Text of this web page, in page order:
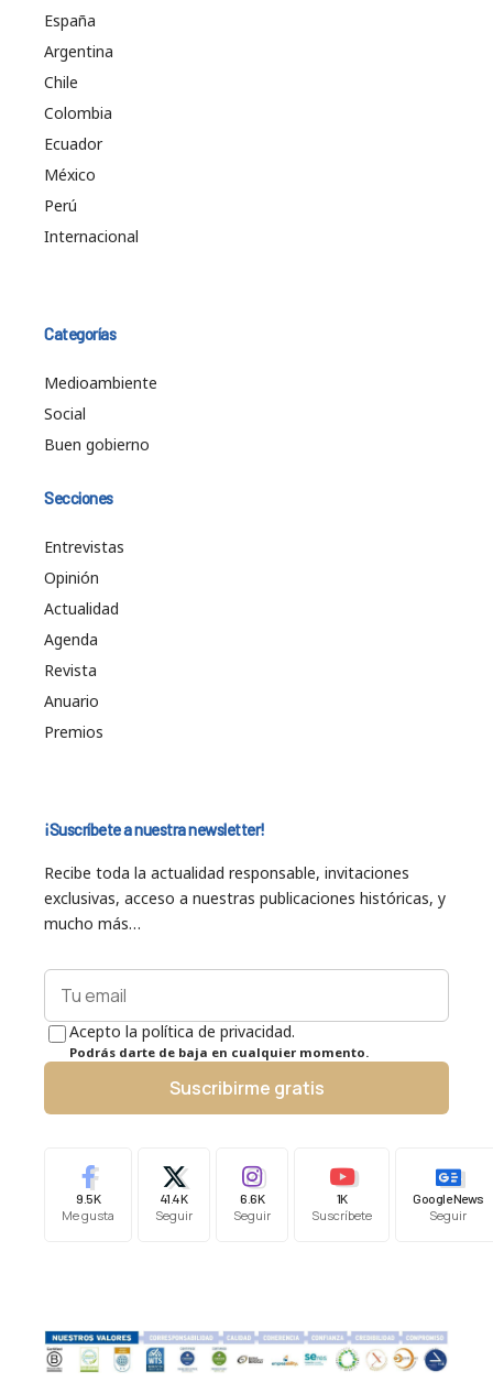
España
Argentina
Chile
Colombia
Ecuador
México
Perú
Internacional
Categorías
Medioambiente
Social
Buen gobierno
Secciones
Entrevistas
Opinión
Actualidad
Agenda
Revista
Anuario
Premios
¡Suscríbete a nuestra newsletter!
Recibe toda la actualidad responsable, invitaciones
exclusivas, acceso a nuestras publicaciones históricas, y
mucho más…
Acepto la política de privacidad.
Podrás darte de baja en cualquier momento.
Suscribirme gratis
9.5K
Me gusta
41.4K
Seguir
6.6K
Seguir
1K
Suscríbete
Google News
Seguir